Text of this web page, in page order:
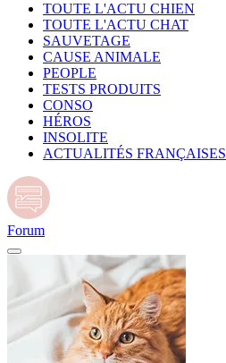
TOUTE L'ACTU CHIEN
TOUTE L'ACTU CHAT
SAUVETAGE
CAUSE ANIMALE
PEOPLE
TESTS PRODUITS
CONSO
HÉROS
INSOLITE
ACTUALITÉS FRANÇAISES
Forum